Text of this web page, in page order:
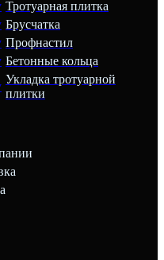
Тротуарная плитка
Брусчатка
Профнастил
Бетонные кольца
Укладка тротуарной
плитки